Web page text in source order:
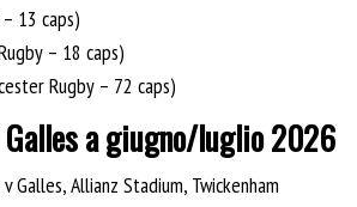
13 caps)
– 18 caps)
Rugby – 72 caps)
a giugno/luglio 2026
Galles, Allianz Stadium, Twickenham